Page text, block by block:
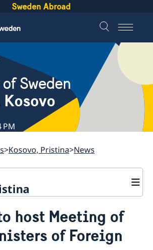
Sweden Abroad
Sweden
PM
Kosovo, Pristina News
host Meeting of
of Foreign